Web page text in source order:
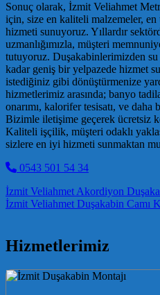
Sonuç olarak, İzmit Veliahmet
için, size en kaliteli malzemeler,
hizmeti sunuyoruz. Yıllardır
uzmanlığımızla, müşteri
tutuyoruz. Duşakabinlerimizden
kadar geniş bir yelpazede hizmet
istediğiniz gibi dönüştürmenize
hizmetlerimiz arasında; banyo
onarımı, kalorifer tesisatı, ve
Bizimle iletişime geçerek ücretsiz
Kaliteli işçilik, müşteri odaklı
sizlere en iyi hizmeti sunmaktan
0543 501 54 34
Post navigation
İzmit Veliahmet Akordiyon
İzmit Veliahmet Duşakabin Camı
Hizmetlerimiz